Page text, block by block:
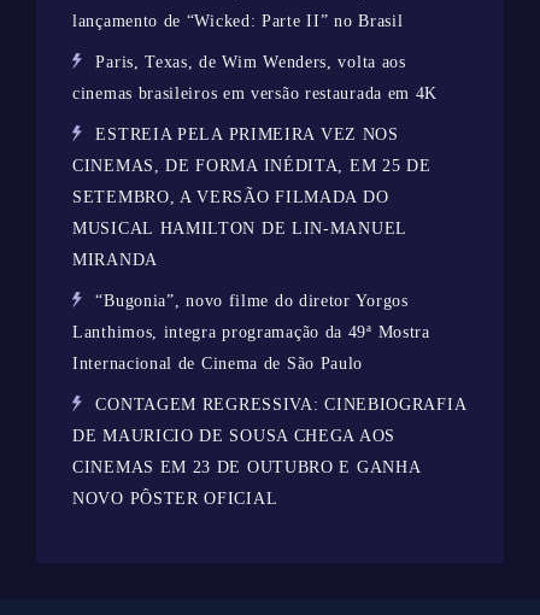
lançamento de “Wicked: Parte II” no Brasil
Paris, Texas, de Wim Wenders, volta aos
cinemas brasileiros em versão restaurada em 4K
ESTREIA PELA PRIMEIRA VEZ NOS
CINEMAS, DE FORMA INÉDITA, EM 25 DE
SETEMBRO, A VERSÃO FILMADA DO
MUSICAL HAMILTON DE LIN-MANUEL
MIRANDA
“Bugonia”, novo filme do diretor Yorgos
Lanthimos, integra programação da 49ª Mostra
Internacional de Cinema de São Paulo
CONTAGEM REGRESSIVA: CINEBIOGRAFIA
DE MAURICIO DE SOUSA CHEGA AOS
CINEMAS EM 23 DE OUTUBRO E GANHA
NOVO PÔSTER OFICIAL